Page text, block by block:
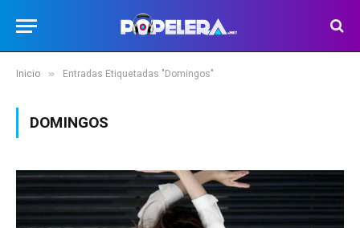
Inicio » Entradas Etiquetadas "Domingos"
DOMINGOS